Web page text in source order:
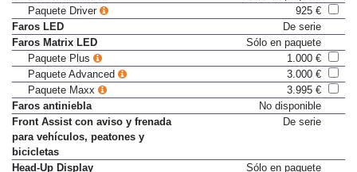
Dirección dinámica
Sólo en paquete
Paquete Driver
925 €
Faros LED
De serie
Faros Matrix LED
Sólo en paquete
Paquete Plus
1.000 €
Paquete Advanced
3.000 €
Paquete Maxx
3.995 €
Faros antiniebla
No disponible
Front Assist con aviso y frenada
para vehículos, peatones y
bicicletas